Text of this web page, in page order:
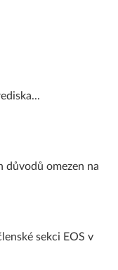
důvodů omezen na
sekci EOS v